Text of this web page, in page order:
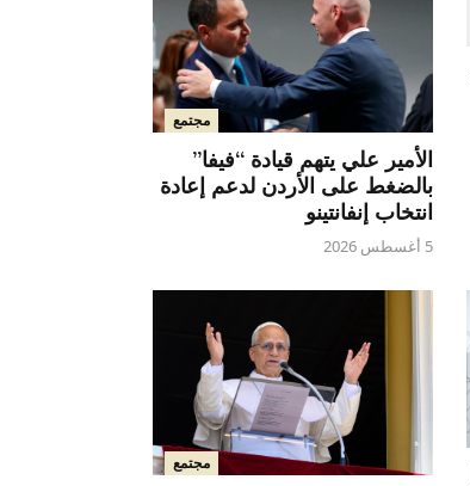
مجتمع
الأمير علي يتهم قيادة “فيفا”
بالضغط على الأردن لدعم إعادة
انتخاب إنفانتينو
5 أغسطس 2026
مجتمع